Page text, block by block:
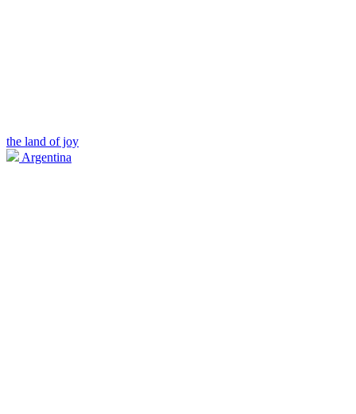
the land of joy
Argentina